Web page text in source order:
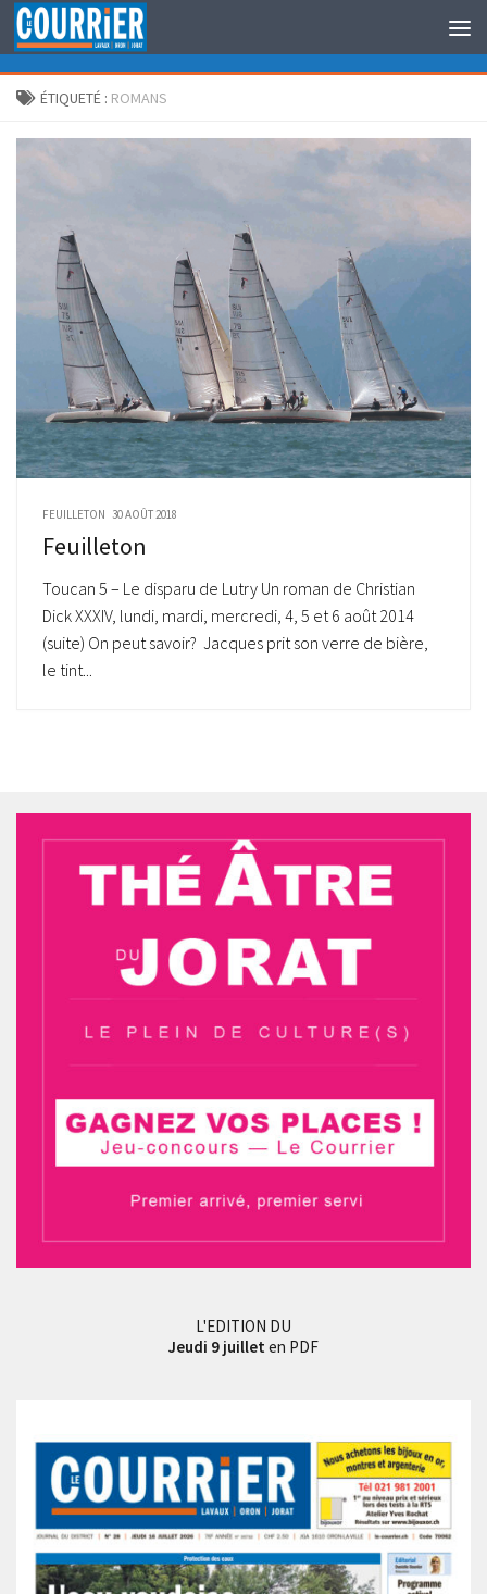
Au dessous du contenu
ÉTIQUETÉ : ROMANS
FEUILLETON 30 AOÛT 2018
Feuilleton
Toucan 5 – Le disparu de Lutry Un roman de Christian
Dick XXXIV, lundi, mardi, mercredi, 4, 5 et 6 août 2014
(suite) On peut savoir? Jacques prit son verre de bière,
le tint...
L'EDITION DU
Jeudi 9 juillet en PDF